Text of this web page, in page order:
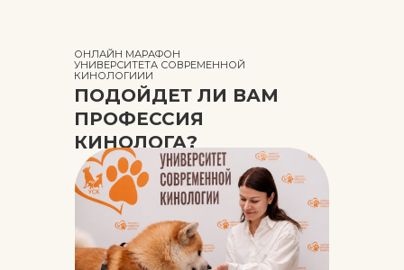
ПОДОЙДЕТ ЛИ ВАМ
ПРОФЕССИЯ
КИНОЛОГА?
ОНЛАЙН МАРАФОН
УНИВЕРСИТЕТА СОВРЕМЕННОЙ
КИНОЛОГИИИ